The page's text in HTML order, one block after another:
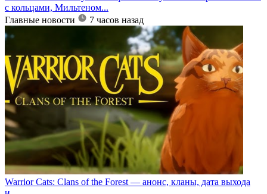
с кольцами, Мильтеном...
Главные новости
7 часов назад
Warrior Cats: Clans of the Forest — анонс, кланы, дата выхода